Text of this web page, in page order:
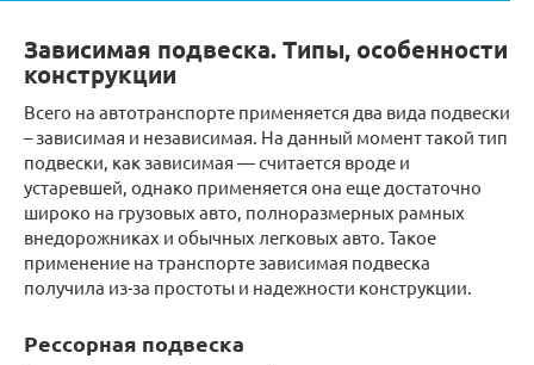
Зависимая подвеска. Типы, особенности
конструкции
Всего на автотранспорте применяется два вида подвески
– зависимая и независимая. На данный момент такой тип
подвески, как зависимая — считается вроде и
устаревшей, однако применяется она еще достаточно
широко на грузовых авто, полноразмерных рамных
внедорожниках и обычных легковых авто. Такое
применение на транспорте зависимая подвеска
получила из-за простоты и надежности конструкции.
Рессорная подвеска